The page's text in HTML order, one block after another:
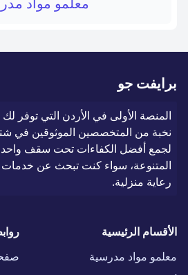
برايفت جو
المنصة الأولى في الأردن التي توفر
نخبة من المتخصصين الموثوقين في
لجمع أفضل الكفاءات تحت سقف واحد
المتنوعة، سواء كنت تبحث عن خدمات
رعاية منزلية.
الأقسام الرئيسية
معلمو مواد مدرسية